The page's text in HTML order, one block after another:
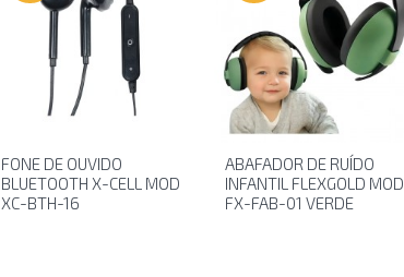
FONE DE OUVIDO
BLUETOOTH X-CELL MOD
XC-BTH-16
ABAFADOR DE RUÍDO
INFANTIL FLEXGOLD MOD
FX-FAB-01 VERDE